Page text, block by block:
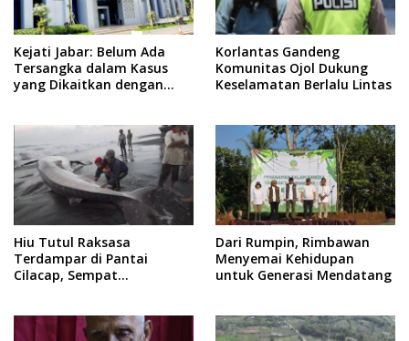
Kejati Jabar: Belum Ada
Tersangka dalam Kasus
yang Dikaitkan dengan
Korlantas Gandeng
Komunitas Ojol Dukung
Keselamatan Berlalu Lintas
Hiu Tutul Raksasa
Terdampar di Pantai
Cilacap, Sempat
Dari Rumpin, Rimbawan
Menyemai Kehidupan
untuk Generasi Mendatang